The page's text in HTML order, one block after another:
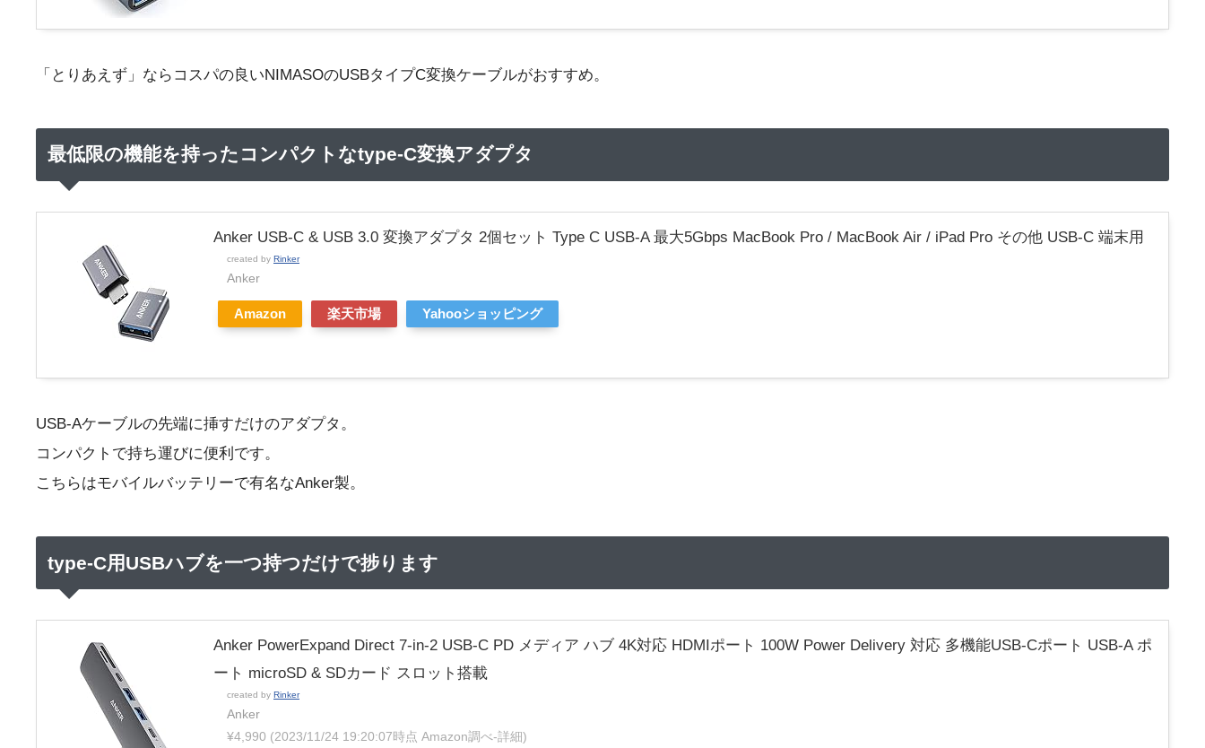
「とりあえず」ならコスパの良いNIMASOのUSBタイプC変換ケーブルがおすすめ。
最低限の機能を持ったコンパクトなtype-C変換アダプタ
Anker USB-C & USB 3.0 変換アダプタ 2個セット Type C USB-A 最大5Gbps MacBook Pro / MacBook Air / iPad Pro その他 USB-C 端末用
created by Rinker
Anker
Amazon 楽天市場 Yahooショッピング
USB-Aケーブルの先端に挿すだけのアダプタ。
コンパクトで持ち運びに便利です。
こちらはモバイルバッテリーで有名なAnker製。
type-C用USBハブを一つ持つだけで捗ります
Anker PowerExpand Direct 7-in-2 USB-C PD メディア ハブ 4K対応 HDMIポート 100W Power Delivery 対応 多機能USB-Cポート USB-A ポ
ート microSD & SDカード スロット搭載
created by Rinker
Anker
¥4,990 (2023/11/24 19:20:07時点 Amazon調べ-詳細)